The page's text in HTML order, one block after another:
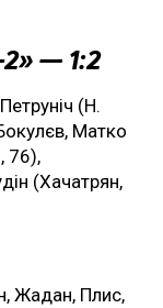
— 1:2
(Н.
Матко
76),
(Хачатрян,
Жадан, Плис,